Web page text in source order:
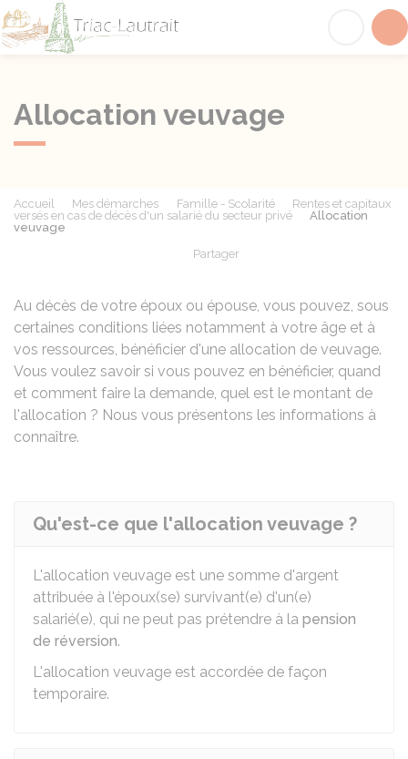
Allocation veuvage
Accueil Mes démarches Famille - Scolarité
Rentes et capitaux
versés en cas de décès d'un salarié du secteur privé
Allocation
veuvage
Partager
Au décès de votre époux ou épouse, vous pouvez, sous
certaines conditions liées notamment à votre âge et à
vos ressources, bénéficier d'une allocation de veuvage.
Vous voulez savoir si vous pouvez en bénéficier, quand
et comment faire la demande, quel est le montant de
l'allocation ? Nous vous présentons les informations à
connaître.
Qu'est-ce que l'allocation veuvage ?
L'allocation veuvage est une somme d'argent
attribuée à l'époux(se) survivant(e) d'un(e)
salarié(e), qui ne peut pas prétendre à la pension
de réversion.
L'allocation veuvage est accordée de façon
temporaire.